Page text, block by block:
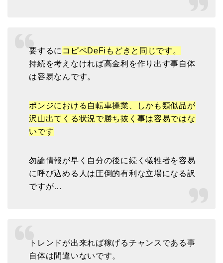
要するに コピペDeFiもどきと同じです。
持続を考えなければ高金利を作り出す事自体
は容易なんです。
ポンジにおける自転車操業、しかも類似品が
沢山出てくる状況で勝ち抜く事は容易ではな
いです
勿論情報が早く自分の後に続く犠牲者を容易
に呼び込める人は圧倒的有利な立場になる訳
ですが…
トレンドが出来れば稼げるチャンスである事
自体は間違いないです。